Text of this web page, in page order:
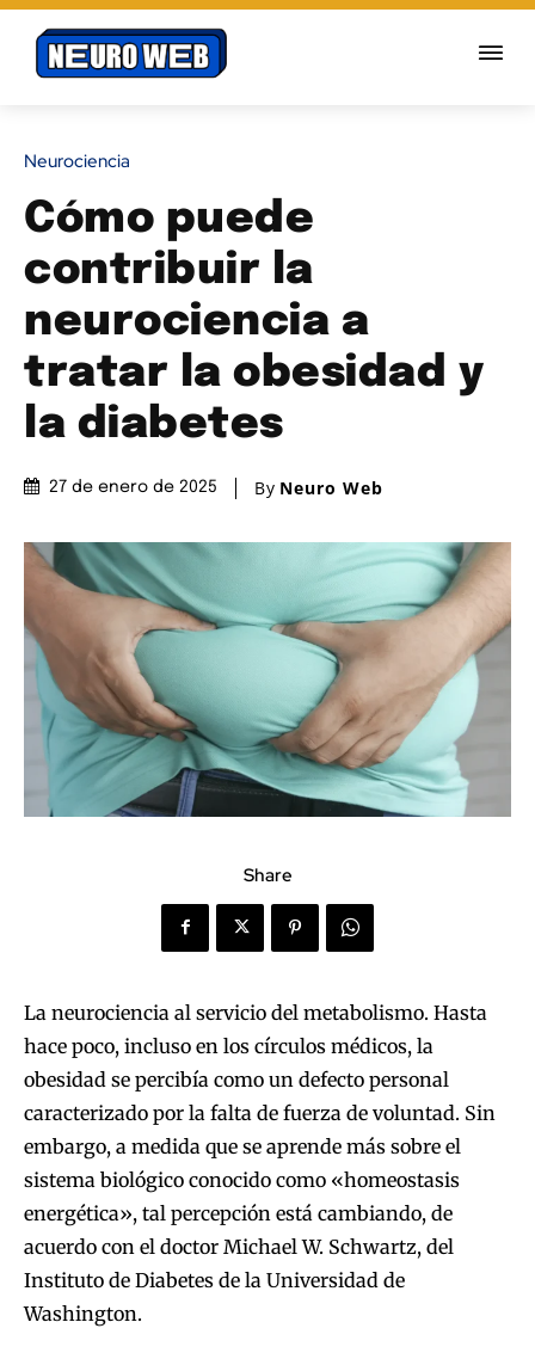
Neurociencia
Cómo puede
contribuir la
neurociencia a
tratar la obesidad y
la diabetes
27 de enero de 2025 By Neuro Web
Share
La neurociencia al servicio del metabolismo. Hasta
hace poco, incluso en los círculos médicos, la
obesidad se percibía como un defecto personal
caracterizado por la falta de fuerza de voluntad. Sin
embargo, a medida que se aprende más sobre el
sistema biológico conocido como «homeostasis
energética», tal percepción está cambiando, de
acuerdo con el doctor Michael W. Schwartz, del
Instituto de Diabetes de la Universidad de
Washington.